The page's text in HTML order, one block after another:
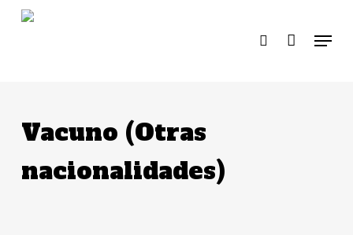
search Menu
Vacuno (Otras
nacionalidades)